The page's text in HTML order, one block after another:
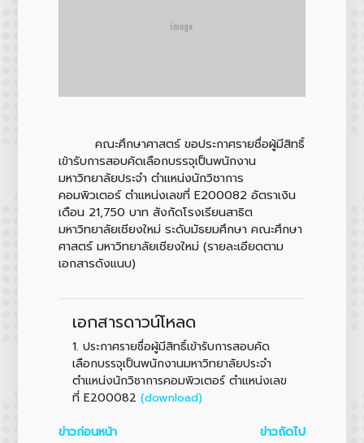
คณะศึกษาศาสตร์ ขอประกาศรายชื่อผู้มีสิทธิ์
เข้ารับการสอบคัดเลือกบรรจุเป็นพนักงาน
มหาวิทยาลัยประจำ ตำแหน่งนักวิชาการ
คอมพิวเตอร์ ตำแหน่งเลขที่ E200082 อัตราเงิน
เดือน 21,750 บาท สังกัดโรงเรียนสาธิต
มหาวิทยาลัยเชียงใหม่ ระดับมัธยมศึกษา คณะศึกษา
ศาสตร์ มหาวิทยาลัยเชียงใหม่ (รายละเอียดตาม
เอกสารดังแนบ)
เอกสารดาวน์โหลด
1. ประกาศรายชื่อผู้มีสิทธิ์เข้ารับการสอบคัด
เลือกบรรจุเป็นพนักงานมหาวิทยาลัยประจำ
ตำแหน่งนักวิชาการคอมพิวเตอร์ ตำแหน่งเลข
ที่ E200082 (download)
ข่าวก่อนหน้า
ข่าวถัดไป